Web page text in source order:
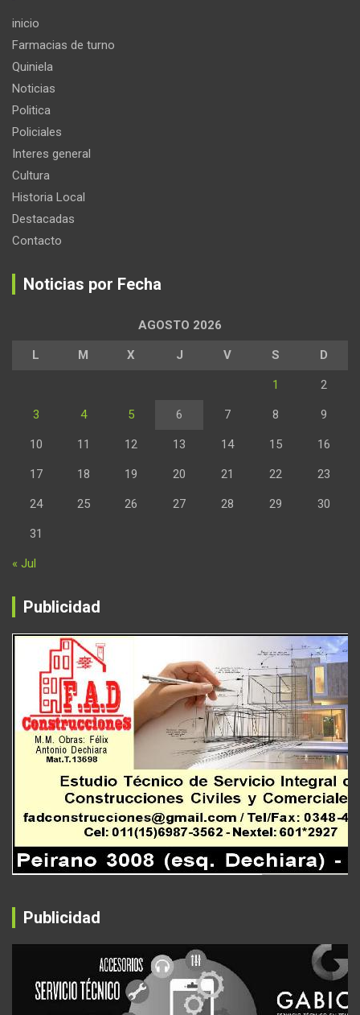
inicio
Farmacias de turno
Quiniela
Noticias
Politica
Policiales
Interes general
Cultura
Historia Local
Destacadas
Contacto
Noticias por Fecha
AGOSTO 2026
L M X J V S D
1 2
3 4 5 6 7 8 9
10 11 12 13 14 15 16
17 18 19 20 21 22 23
24 25 26 27 28 29 30
31
« Jul
Publicidad
Publicidad